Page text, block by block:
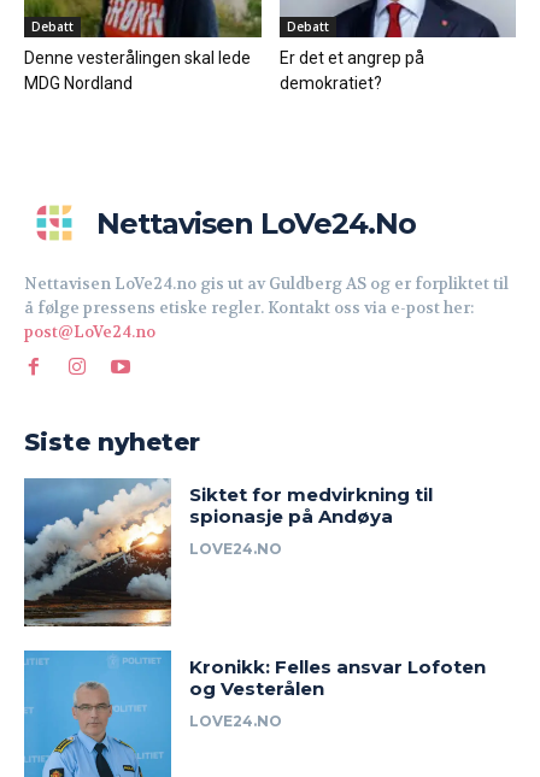
Debatt
Denne vesterålingen skal lede
MDG Nordland
Debatt
Er det et angrep på
demokratiet?
Nettavisen LoVe24.no
Nettavisen LoVe24.no gis ut av Guldberg AS og er forpliktet til
å følge pressens etiske regler. Kontakt oss via e-post her:
post@LoVe24.no
Siste nyheter
Siktet for medvirkning til
spionasje på Andøya
LOVE24.NO
Kronikk: Felles ansvar Lofoten
og Vesterålen
LOVE24.NO